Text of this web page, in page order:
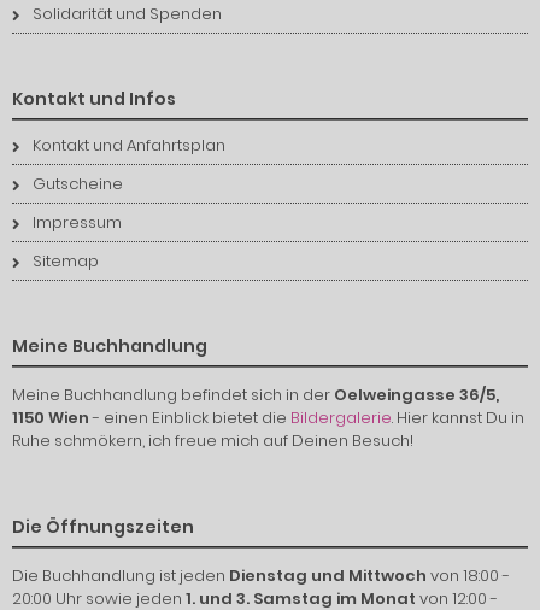
Solidarität und Spenden
Kontakt und Infos
Kontakt und Anfahrtsplan
Gutscheine
Impressum
Sitemap
Meine Buchhandlung
Meine Buchhandlung befindet sich in der Oelweingasse 36/5,
1150 Wien- einen Einblick bietet die Bildergalerie. Hier kannst Du in
Ruhe schmökern, ich freue mich auf Deinen Besuch!
Die Öffnungszeiten
Die Buchhandlung ist jeden Dienstag und Mittwoch von 18:00 -
20:00 Uhr sowie jeden 1. und 3. Samstag im Monat von 12:00 -